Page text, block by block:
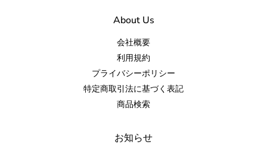
About Us
会社概要
利用規約
プライバシーポリシー
特定商取引法に基づく表記
商品検索
お知らせ